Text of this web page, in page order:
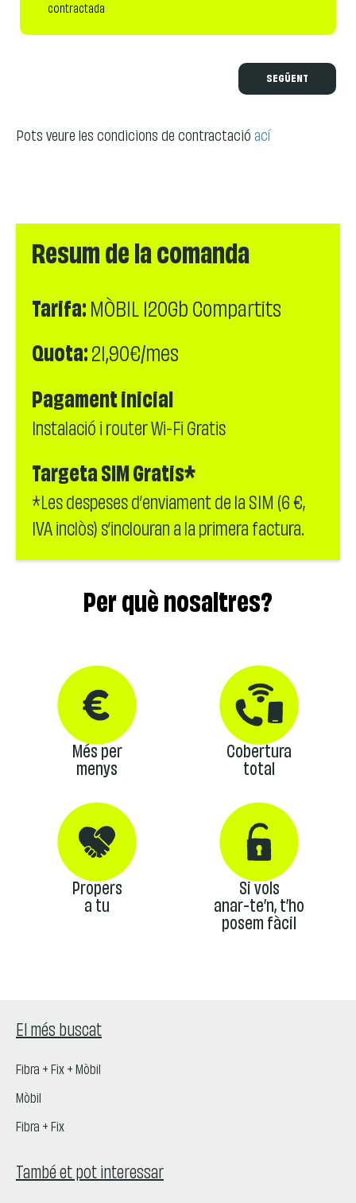
contractada
SEGÜENT
Pots veure les condicions de contractació ací
Resum de la comanda
Tarifa: MÒBIL 120Gb Compartits
Quota: 21,90€/mes
Pagament inicial
Instalació i router Wi-Fi Gratis
Targeta SIM Gratis*
*Les despeses d’enviament de la SIM (6 €,
IVA inclòs) s’inclouran a la primera factura.
Per què nosaltres?
Més per
menys
Cobertura
total
Propers
a tu
Si vols
anar-te’n, t’ho
posem fàcil
El més buscat
Fibra + Fix + Mòbil
Mòbil
Fibra + Fix
També et pot interessar